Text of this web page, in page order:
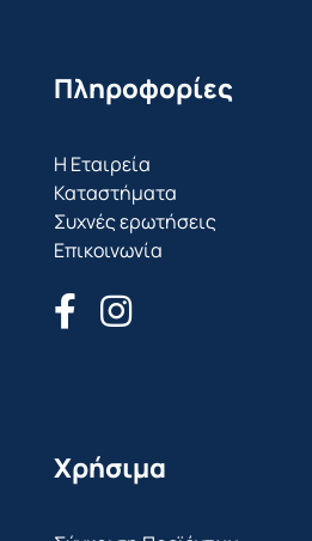
Πληροφορίες
Η Εταιρεία
Καταστήματα
Συχνές ερωτήσεις
Επικοινωνία
Χρήσιμα